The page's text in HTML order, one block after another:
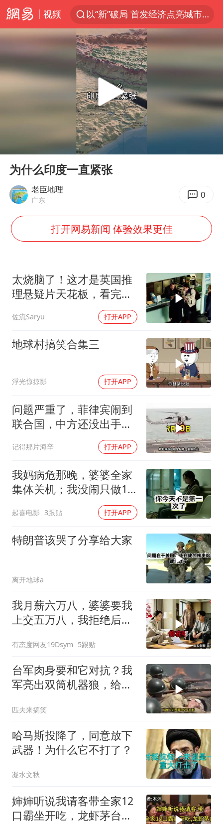
视频
以“新”破局 首发经济点亮城市消费活力
台风白海豚进入48小时警戒线
台风白海豚影响中国已成定局
佛得角门将亮相智利俱乐部主场
看守所辅警收受10万获刑1年
多地要求领导干部带头休假
U17国足1分钟轰2球
宇树科技发行价格150.80元/股
五粮液渠道价一箱上涨近百元
法国下周开始禁止未经同意的电话营销
80后女柜员逆袭成4200亿银行副行长
女子利用漏洞0元薅走3000多件家电
24小时不关空调 电费会更低吗
奋进开新局 实干挑大梁
Play
为什么印度一直紧张
老臣地理
广东 0
打开网易新闻 体验效果更佳
太烧脑了！这才是英国推
理悬疑片天花板，看完才
佐流Saryu 打开APP
地球村搞笑合集三
浮光惊掠影 打开APP
问题严重了，菲律宾闹到
联合国，中方还没出手，
记得那片海辛 打开APP
我妈病危那晚，婆婆全家
集体关机；我没闹只做1
事，6天后她打来电话：
你是不是疯了？
起喜电影 3跟贴 打开APP
特朗普该哭了分享给大家
离开地球a
我月薪六万八，婆婆要我
上交五万八，我拒绝后她
离婚
有态度网友19Dsym 5跟贴
台军肉身要和它对抗？我
军亮出双筒机器狼，给登
匹夫来搞笑
哈马斯投降了，同意放下
武器！为什么它不打了？
凝水文秋
婶婶听说我请客带全家12
口霸坐开吃，龙虾茅台点